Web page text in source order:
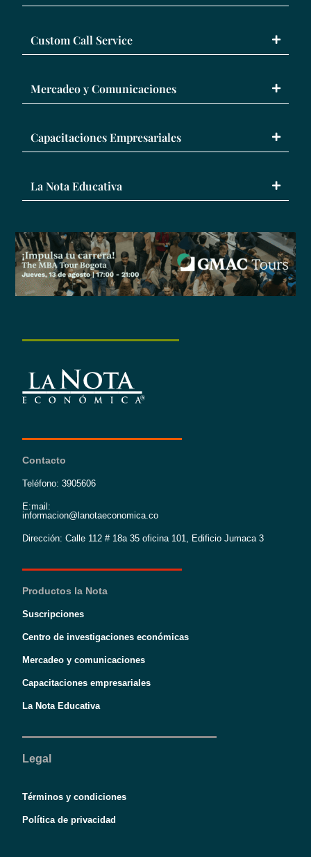
Custom Call Service
Mercadeo y Comunicaciones
Capacitaciones Empresariales
La Nota Educativa
Contacto
Teléfono: 3905606
E:mail:
informacion@lanotaeconomica.co
Dirección: Calle 112 # 18a 35 oficina 101, Edificio Jumaca 3
Productos la Nota
Suscripciones
Centro de investigaciones económicas
Mercadeo y comunicaciones
Capacitaciones empresariales
La Nota Educativa
Legal
Términos y condiciones
Política de privacidad